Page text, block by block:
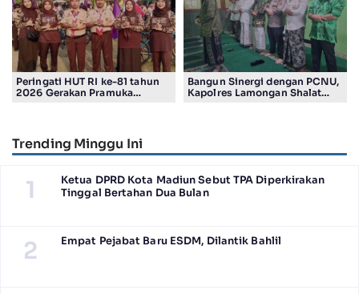
Peringati HUT RI ke-81 tahun
2026 Gerakan Pramuka
Bangun Sinergi dengan PCNU,
Kapolres Lamongan Shalat
Trending Minggu Ini
1
Ketua DPRD Kota Madiun Sebut TPA Diperkirakan
Tinggal Bertahan Dua Bulan
2 Empat Pejabat Baru ESDM, Dilantik Bahlil